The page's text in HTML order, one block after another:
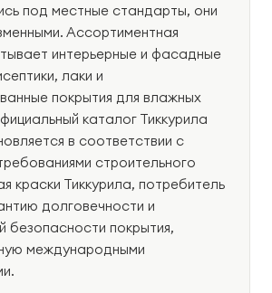
под местные стандарты, они
Ассортиментная
интерьерные и фасадные
лаки и
покрытия для влажных
каталог Тиккурила
в соответствии с
строительного
краски Тиккурила, потребитель
долговечности и
безопасности покрытия,
международными